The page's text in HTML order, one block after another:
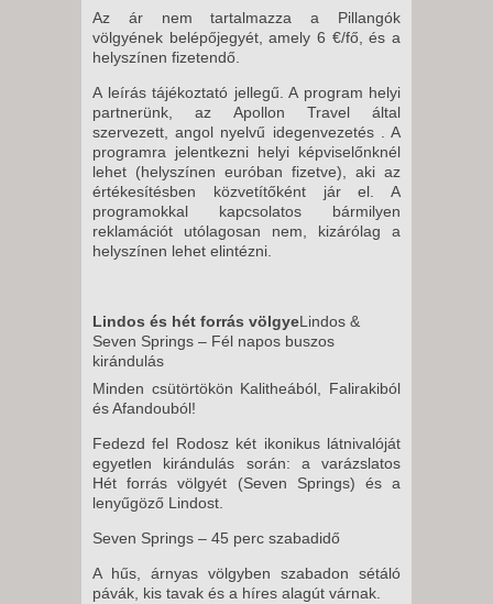
Az ár nem tartalmazza a Pillangók
völgyének belépőjegyét, amely 6 €/fő, és a
helyszínen fizetendő.
A leírás tájékoztató jellegű. A program helyi
partnerünk, az Apollon Travel által
szervezett, angol nyelvű idegenvezetés . A
programra jelentkezni helyi képviselőnknél
lehet (helyszínen euróban fizetve), aki az
értékesítésben közvetítőként jár el. A
programokkal kapcsolatos bármilyen
reklamációt utólagosan nem, kizárólag a
helyszínen lehet elintézni.
Lindos és hét forrás völgyeLindos &
Seven Springs – Fél napos buszos
kirándulás
Minden csütörtökön Kalitheából, Falirakiból
és Afandouból!
Fedezd fel Rodosz két ikonikus látnivalóját
egyetlen kirándulás során: a varázslatos
Hét forrás völgyét (Seven Springs) és a
lenyűgöző Lindost.
Seven Springs – 45 perc szabadidő
A hűs, árnyas völgyben szabadon sétáló
pávák, kis tavak és a híres alagút várnak.